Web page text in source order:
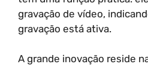
gravação de vídeo,
gravação está ativa.
A grande inovação reside